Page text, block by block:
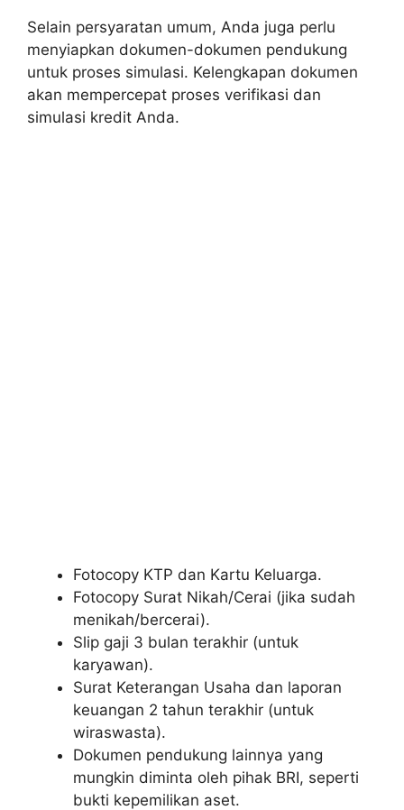
Selain persyaratan umum, Anda juga perlu
menyiapkan dokumen-dokumen pendukung
untuk proses simulasi. Kelengkapan dokumen
akan mempercepat proses verifikasi dan
simulasi kredit Anda.
Fotocopy KTP dan Kartu Keluarga.
Fotocopy Surat Nikah/Cerai (jika sudah
menikah/bercerai).
Slip gaji 3 bulan terakhir (untuk
karyawan).
Surat Keterangan Usaha dan laporan
keuangan 2 tahun terakhir (untuk
wiraswasta).
Dokumen pendukung lainnya yang
mungkin diminta oleh pihak BRI, seperti
bukti kepemilikan aset.